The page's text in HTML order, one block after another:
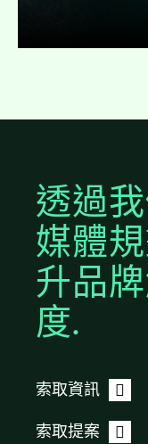
透過
媒體
升品
度.
索取資訊
索取提案